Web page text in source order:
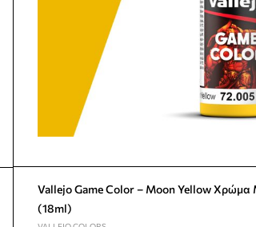
Vallejo Game Color – Moon Yellow Χρώμα
(18ml)